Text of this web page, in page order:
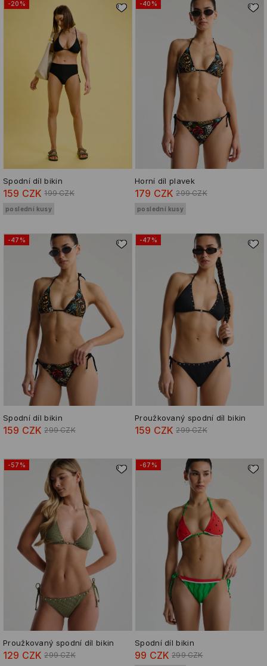
-20%
Spodní díl bikin
159 CZK 199 CZK
poslední kusy
-40%
Horní díl plavek
179 CZK 299 CZK
poslední kusy
-47%
Spodní díl bikin
159 CZK 299 CZK
-47%
Proužkovaný spodní díl bikin
159 CZK 299 CZK
-57%
Proužkovaný spodní díl bikin
129 CZK 299 CZK
-67%
Spodní díl bikin
99 CZK 299 CZK